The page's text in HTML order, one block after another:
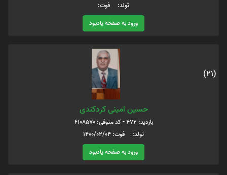
تولد: فوت:
ورود به صفحه یادبود
(21)
حسین امینی کردکندی
بازدید: 472 - کد متوفی: 6108570
تولد: فوت: 1400/02/04
ورود به صفحه یادبود